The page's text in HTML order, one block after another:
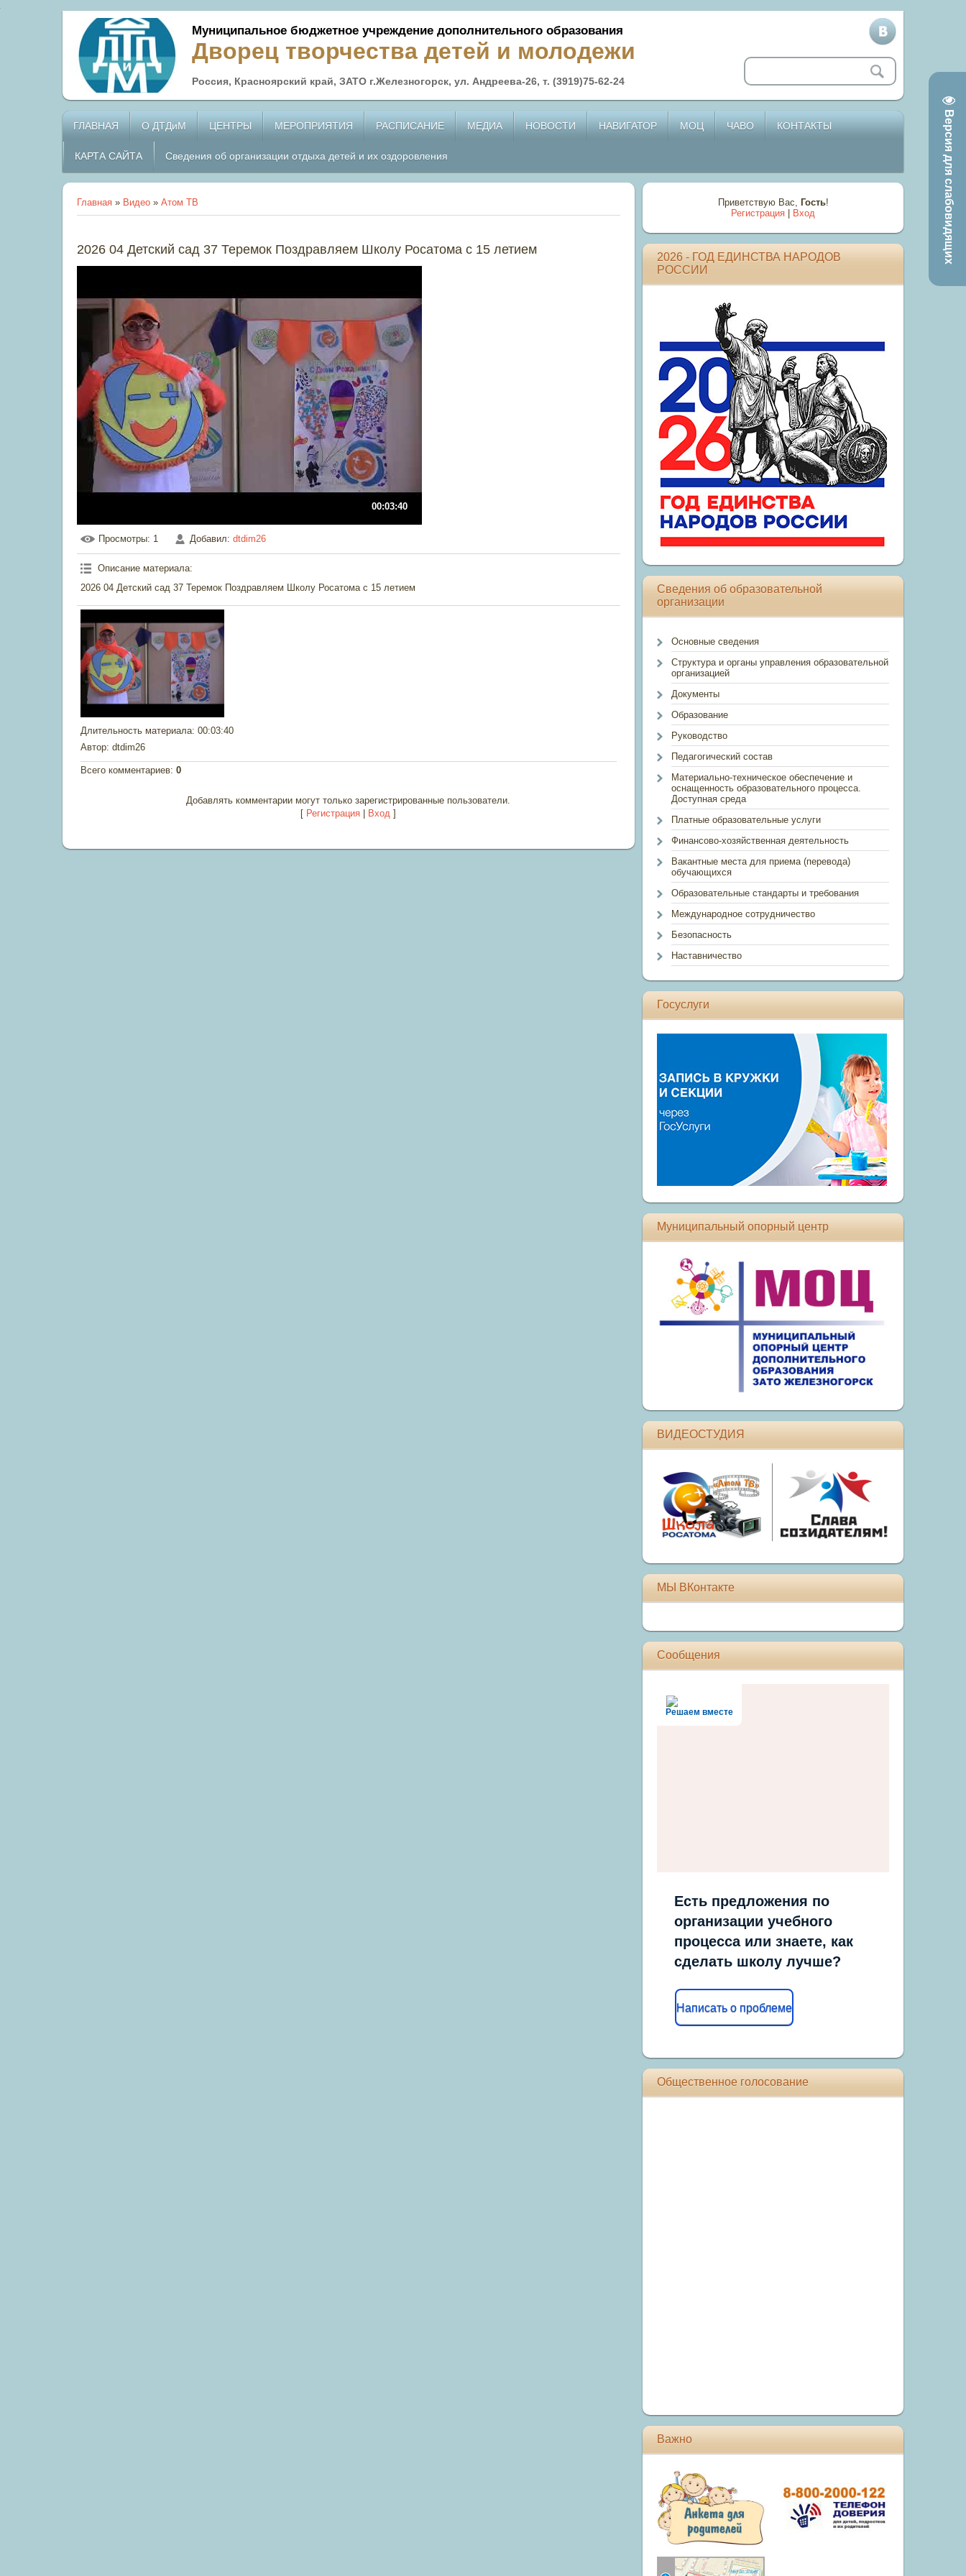
Версия для слабовидящих
Муниципальное бюджетное учреждение дополнительного образования
Дворец творчества детей и молодежи
Россия, Красноярский край, ЗАТО г.Железногорск, ул. Андреева-26, т. (3919)75-62-24
ГЛАВНАЯ О ДТДиМ ЦЕНТРЫ МЕРОПРИЯТИЯ РАСПИСАНИЕ МЕДИА НОВОСТИ НАВИГАТОР МОЦ ЧАВО КОНТАКТЫ
КАРТА САЙТА Сведения об организации отдыха детей и их оздоровления
Главная » Видео » Атом ТВ
2026 04 Детский сад 37 Теремок Поздравляем Школу Росатома с 15 летием
00:03:40
Просмотры: 1 Добавил: dtdim26
Описание материала:
2026 04 Детский сад 37 Теремок Поздравляем Школу Росатома с 15 летием
Длительность материала: 00:03:40
Автор: dtdim26
Всего комментариев: 0
Добавлять комментарии могут только зарегистрированные пользователи.
[ Регистрация Вход ]
Приветствую Вас, Гость!
Регистрация
Вход
2026 - ГОД ЕДИНСТВА НАРОДОВ
РОССИИ
Сведения об образовательной
организации
Основные сведения
Структура и органы управления образовательной
организацией
Документы
Образование
Руководство
Педагогический состав
Материально-техническое обеспечение и
оснащенность образовательного процесса.
Доступная среда
Платные образовательные услуги
Финансово-хозяйственная деятельность
Вакантные места для приема (перевода)
обучающихся
Образовательные стандарты и требования
Международное сотрудничество
Безопасность
Наставничество
Госуслуги
Муниципальный опорный центр
ВИДЕОСТУДИЯ
МЫ ВКонтакте
Сообщения
Решаем вместе
Есть предложения по
организации учебного
процесса или знаете, как
сделать школу лучше?
Написать о проблеме
Общественное голосование
Важно